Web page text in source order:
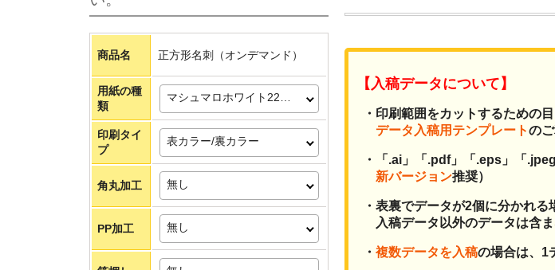
商品名 正方形名刺（オンデマンド）
用紙の種
類
マシュマロホワイト225kg
印刷タイ
プ
表カラー/裏カラー
角丸加工 無し
PP加工 無し
【入稿データについて】
・印刷範囲をカットするための
データ入稿用テンプレートの
・「.ai」「.pdf」「.eps」「
新バージョン推奨）
・表裏でデータが2個に分かれる
入稿データ以外のデータは含
・ 複数データを入稿の場合は、1